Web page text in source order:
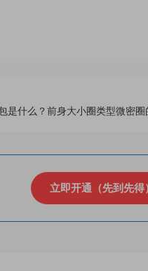
是什么？前身大小圈类型微密
立即开通（先到先得）